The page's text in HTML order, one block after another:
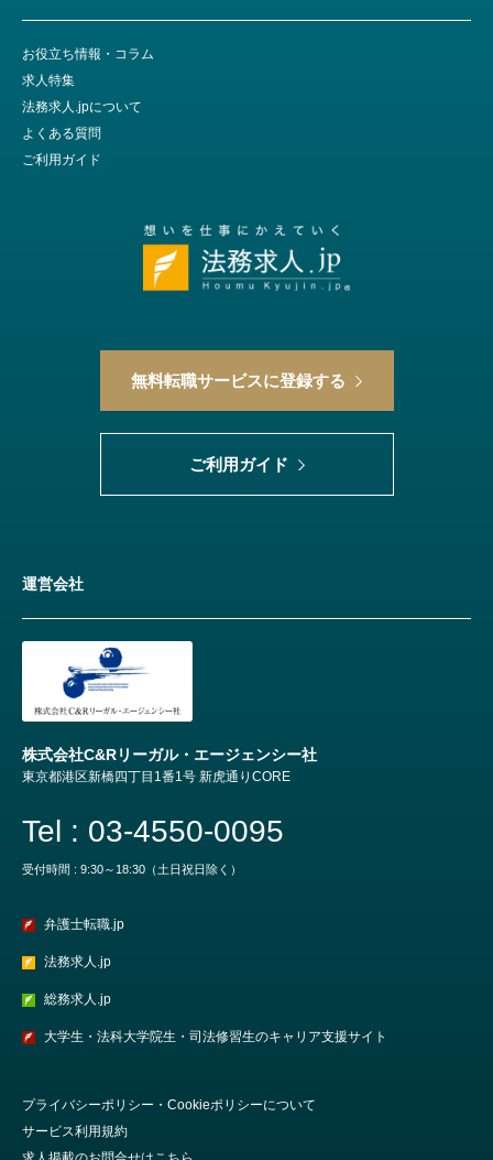
無料転職サービスに登録する
ご利用ガイド
弁護士転職.jp
法務求人.jp
総務求人.jp
大学生・法科大学院生・司法修習生のキャリア支援サイト
運営会社
株式会社C&Rリーガル・エージェンシー社
東京都港区新橋四丁目1番1号 新虎通りCORE
Tel : 03-4550-0095
受付時間 : 9:30～18:30（土日祝日除く）
お役立ち情報・コラム
求人特集
法務求人.jpについて
よくある質問
ご利用ガイド
プライバシーポリシー・Cookieポリシーについて
サービス利用規約